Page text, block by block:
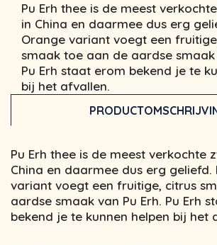
Pu Erh thee is de meest
in China en daarmee dus erg
Orange variant voegt een
smaak toe aan de aardse smaak
Pu Erh staat erom bekend je te
bij het afvallen.
Pu Erh thee is de meest verkochte
China en daarmee dus erg geliefd.
variant voegt een fruitige, citrus
aardse smaak van Pu Erh. Pu Erh
bekend je te kunnen helpen bij het